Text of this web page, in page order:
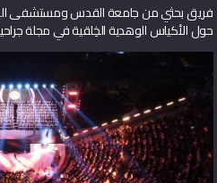
فريق بحثي من جامعة القدس ومستشفى
حول الأكياس الوهدية الخِلقية في مجلة